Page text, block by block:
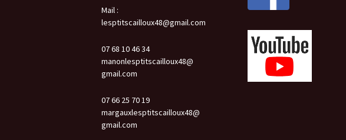
Mail :
lesptitscailloux48@gmail.com
07 68 10 46 34
manonlesptitscailloux48@
gmail.com
07 66 25 70 19
margauxlesptitscailloux48@
gmail.com